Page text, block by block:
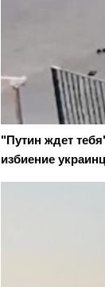
"Путин ждет
избиение